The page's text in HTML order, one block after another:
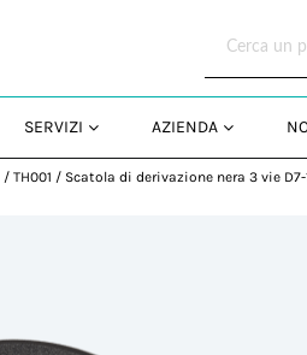
SERVIZI AZIENDA
/ TH001 / Scatola di derivazione nera 3 vie